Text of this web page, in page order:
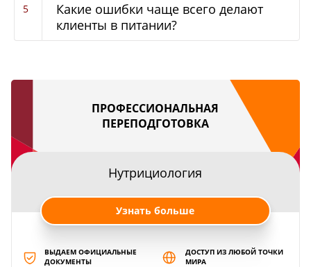
Какие ошибки чаще всего делают
клиенты в питании?
ПРОФЕССИОНАЛЬНАЯ
ПЕРЕПОДГОТОВКА
Нутрициология
Узнать больше
ВЫДАЕМ ОФИЦИАЛЬНЫЕ
ДОКУМЕНТЫ
ДОСТУП ИЗ ЛЮБОЙ ТОЧКИ
МИРА